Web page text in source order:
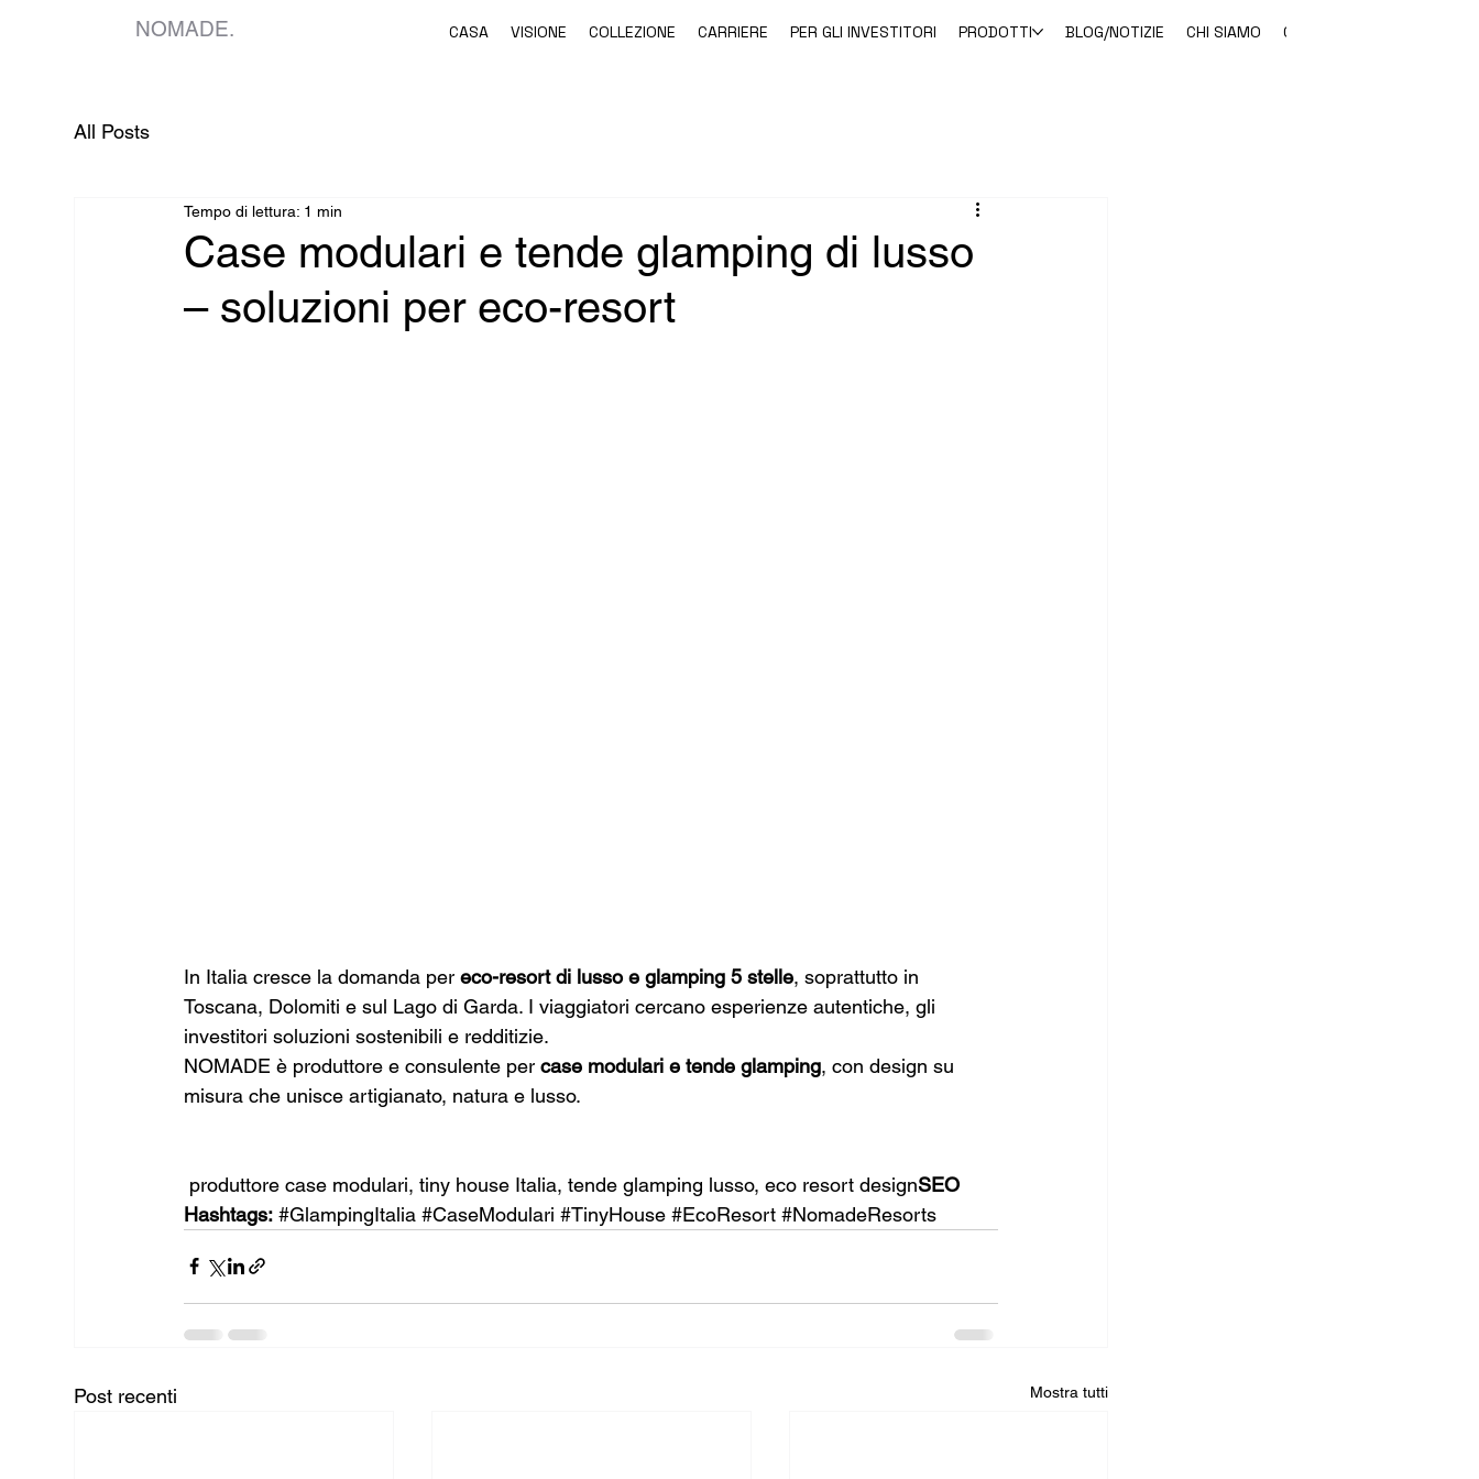
NOMADE. CASA VISIONE COLLEZIONE CARRIERE PER GLI INVESTITORI PRODOTTI BLOG/NOTIZIE CHI SIAMO CONTATTO
All Posts
Case modulari e tende glamping di lusso
– soluzioni per eco-resort
Tempo di lettura: 1 min
In Italia cresce la domanda per eco-resort di lusso e glamping 5 stelle, soprattutto in
Toscana, Dolomiti e sul Lago di Garda. I viaggiatori cercano esperienze autentiche, gli
investitori soluzioni sostenibili e redditizie.
NOMADE è produttore e consulente per case modulari e tende glamping, con design su
misura che unisce artigianato, natura e lusso.
produttore case modulari, tiny house Italia, tende glamping lusso, eco resort designSEO
Hashtags: #GlampingItalia #CaseModulari #TinyHouse #EcoResort #NomadeResorts
Post recenti Mostra tutti